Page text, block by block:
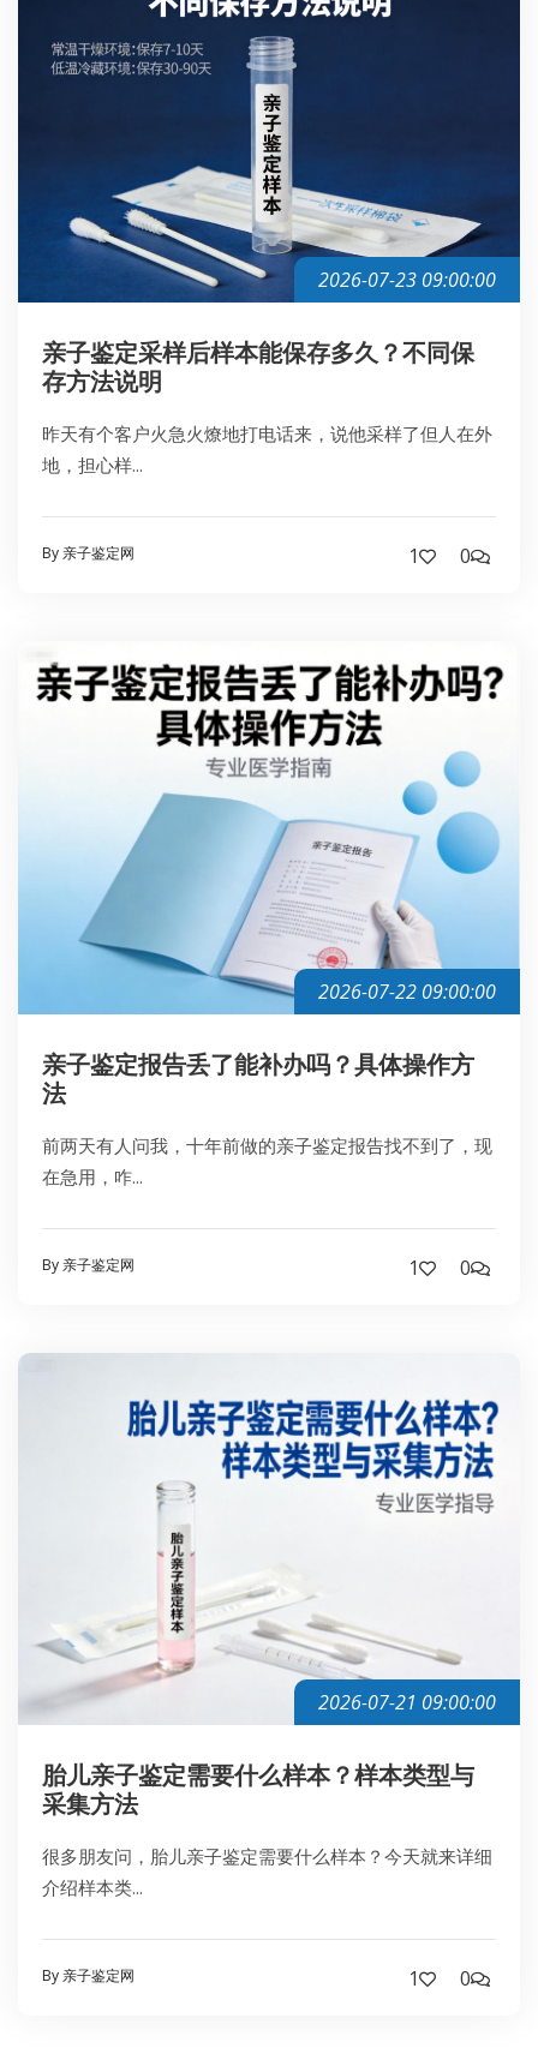
2026-07-23 09:00:00
亲子鉴定采样后样本能保存多久？不同保
存方法说明
昨天有个客户火急火燎地打电话来，说他采样了但人在外
地，担心样...
By 亲子鉴定网 1 0
2026-07-22 09:00:00
亲子鉴定报告丢了能补办吗？具体操作方
法
前两天有人问我，十年前做的亲子鉴定报告找不到了，现
在急用，咋...
By 亲子鉴定网 1 0
2026-07-21 09:00:00
胎儿亲子鉴定需要什么样本？样本类型与
采集方法
很多朋友问，胎儿亲子鉴定需要什么样本？今天就来详细
介绍样本类...
By 亲子鉴定网 1 0